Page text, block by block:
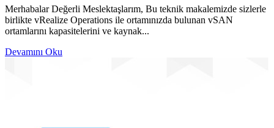
Merhabalar Değerli Meslektaşlarım, Bu teknik makalemizde sizlerle
birlikte vRealize Operations ile ortamınızda bulunan vSAN
ortamlarını kapasitelerini ve kaynak...
Devamını Oku